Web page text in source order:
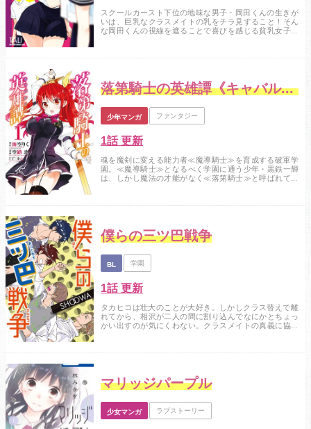
スクールカースト下位の地味な男子・岡田くんの生きが
いは、巨乳なクラスメイトの乳をチラ見すること！そん
な岡田くんの視線を遮ることで喜びを感じる貧乳女子・
落第騎士の英雄譚《キャバルリィ》
少年マンガ ファンタジー
1話 更新
魂を魔剣に変える能力者≪魔導騎士≫を育成する破軍学
園。≪魔導騎士≫となるべく学園に通う少年・黒鉄一輝
は、しかし魔法の才能がなく≪落第騎士≫と呼ばれてい
底辺から騎士の頂点を目指す、学園ソードアクション開
僕らの三ツ巴戦争
BL 学園
1話 更新
タカヒコは壮大のことが大好き。しかしクラス替えで離
れてから、相沢が二人の間に割り込んでなにかとちょっ
かい出すのが気にくわない。クラスメイトの真義に協力
マリッジパープル
少女マンガ ラブストーリー